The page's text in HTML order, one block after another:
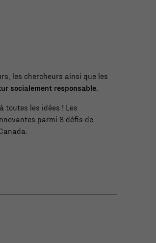
les chercheurs ainsi que les
socialement responsable
toutes les idées ! Les
parmi 8 défis de